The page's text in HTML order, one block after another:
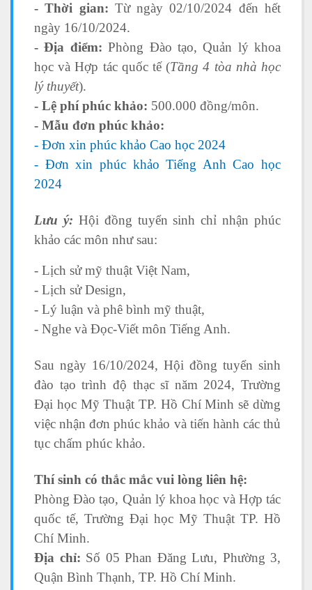
- Thời gian: Từ ngày 02/10/2024 đến hết
ngày 16/10/2024.
- Địa điểm: Phòng Đào tạo, Quản lý khoa
học và Hợp tác quốc tế (Tầng 4 tòa nhà học
lý thuyết).
- Lệ phí phúc khảo: 500.000 đồng/môn.
- Mẫu đơn phúc khảo:
- Đơn xin phúc khảo Cao học 2024
- Đơn xin phúc khảo Tiếng Anh Cao học
2024
Lưu ý: Hội đồng tuyển sinh chỉ nhận phúc
khảo các môn như sau:
- Lịch sử mỹ thuật Việt Nam,
- Lịch sử Design,
- Lý luận và phê bình mỹ thuật,
- Nghe và Đọc-Viết môn Tiếng Anh.
Sau ngày 16/10/2024, Hội đồng tuyển sinh
đào tạo trình độ thạc sĩ năm 2024, Trường
Đại học Mỹ Thuật TP. Hồ Chí Minh sẽ dừng
việc nhận đơn phúc khảo và tiến hành các thủ
tục chấm phúc khảo.
Thí sinh có thắc mắc vui lòng liên hệ:
Phòng Đào tạo, Quản lý khoa học và Hợp tác
quốc tế, Trường Đại học Mỹ Thuật TP. Hồ
Chí Minh.
Địa chỉ: Số 05 Phan Đăng Lưu, Phường 3,
Quận Bình Thạnh, TP. Hồ Chí Minh.